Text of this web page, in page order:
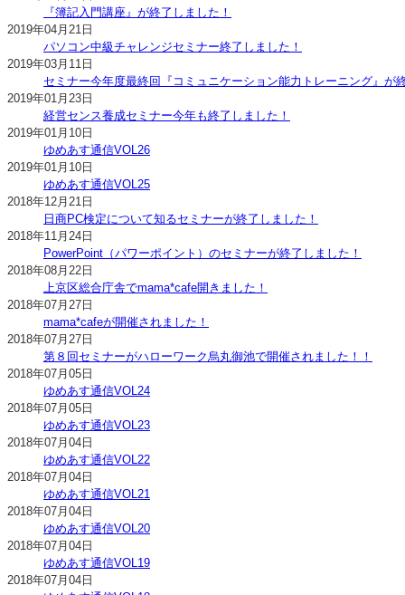
『簿記入門講座』が終了しました！
2019年04月21日
パソコン中級チャレンジセミナー終了しました！
2019年03月11日
セミナー今年度最終回『コミュニケーション能力トレーニング』が
2019年01月23日
経営センス養成セミナー今年も終了しました！
2019年01月10日
ゆめあす通信VOL26
2019年01月10日
ゆめあす通信VOL25
2018年12月21日
日商PC検定について知るセミナーが終了しました！
2018年11月24日
PowerPoint（パワーポイント）のセミナーが終了しました！
2018年08月22日
上京区総合庁舎でmama*cafe開きました！
2018年07月27日
mama*cafeが開催されました！
2018年07月27日
第８回セミナーがハローワーク烏丸御池で開催されました！！
2018年07月05日
ゆめあす通信VOL24
2018年07月05日
ゆめあす通信VOL23
2018年07月04日
ゆめあす通信VOL22
2018年07月04日
ゆめあす通信VOL21
2018年07月04日
ゆめあす通信VOL20
2018年07月04日
ゆめあす通信VOL19
2018年07月04日